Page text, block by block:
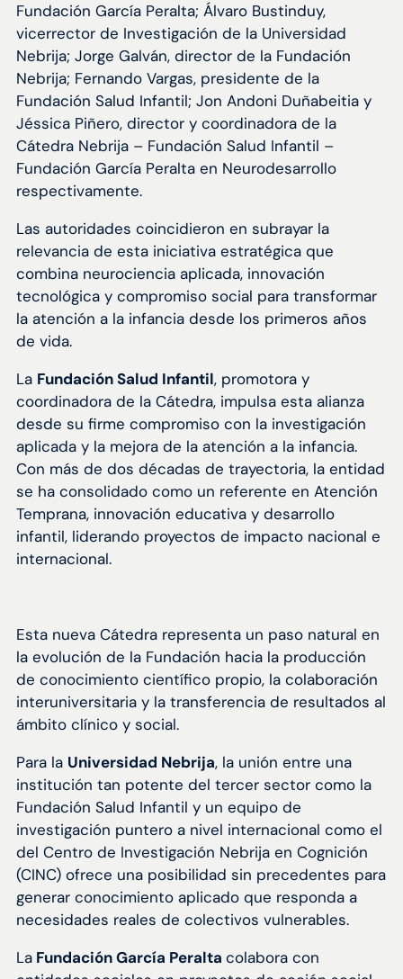
Fundación García Peralta; Álvaro Bustinduy,
vicerrector de Investigación de la Universidad
Nebrija; Jorge Galván, director de la Fundación
Nebrija; Fernando Vargas, presidente de la
Fundación Salud Infantil; Jon Andoni Duñabeitia y
Jéssica Piñero, director y coordinadora de la
Cátedra Nebrija – Fundación Salud Infantil –
Fundación García Peralta en Neurodesarrollo
respectivamente.
Las autoridades coincidieron en subrayar la
relevancia de esta iniciativa estratégica que
combina neurociencia aplicada, innovación
tecnológica y compromiso social para transformar
la atención a la infancia desde los primeros años
de vida.
La Fundación Salud Infantil, promotora y
coordinadora de la Cátedra, impulsa esta alianza
desde su firme compromiso con la investigación
aplicada y la mejora de la atención a la infancia.
Con más de dos décadas de trayectoria, la entidad
se ha consolidado como un referente en Atención
Temprana, innovación educativa y desarrollo
infantil, liderando proyectos de impacto nacional e
internacional.
Esta nueva Cátedra representa un paso natural en
la evolución de la Fundación hacia la producción
de conocimiento científico propio, la colaboración
interuniversitaria y la transferencia de resultados al
ámbito clínico y social.
Para la Universidad Nebrija, la unión entre una
institución tan potente del tercer sector como la
Fundación Salud Infantil y un equipo de
investigación puntero a nivel internacional como el
del Centro de Investigación Nebrija en Cognición
(CINC) ofrece una posibilidad sin precedentes para
generar conocimiento aplicado que responda a
necesidades reales de colectivos vulnerables.
La Fundación García Peralta colabora con